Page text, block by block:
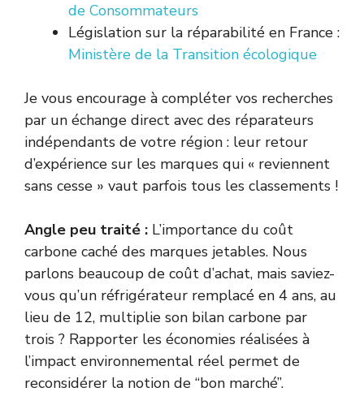
de Consommateurs
Législation sur la réparabilité en France :
Ministère de la Transition écologique
Je vous encourage à compléter vos recherches
par un échange direct avec des réparateurs
indépendants de votre région : leur retour
d’expérience sur les marques qui « reviennent
sans cesse » vaut parfois tous les classements !
Angle peu traité : L’importance du coût
carbone caché des marques jetables. Nous
parlons beaucoup de coût d’achat, mais saviez-
vous qu’un réfrigérateur remplacé en 4 ans, au
lieu de 12, multiplie son bilan carbone par
trois ? Rapporter les économies réalisées à
l’impact environnemental réel permet de
reconsidérer la notion de “bon marché”.